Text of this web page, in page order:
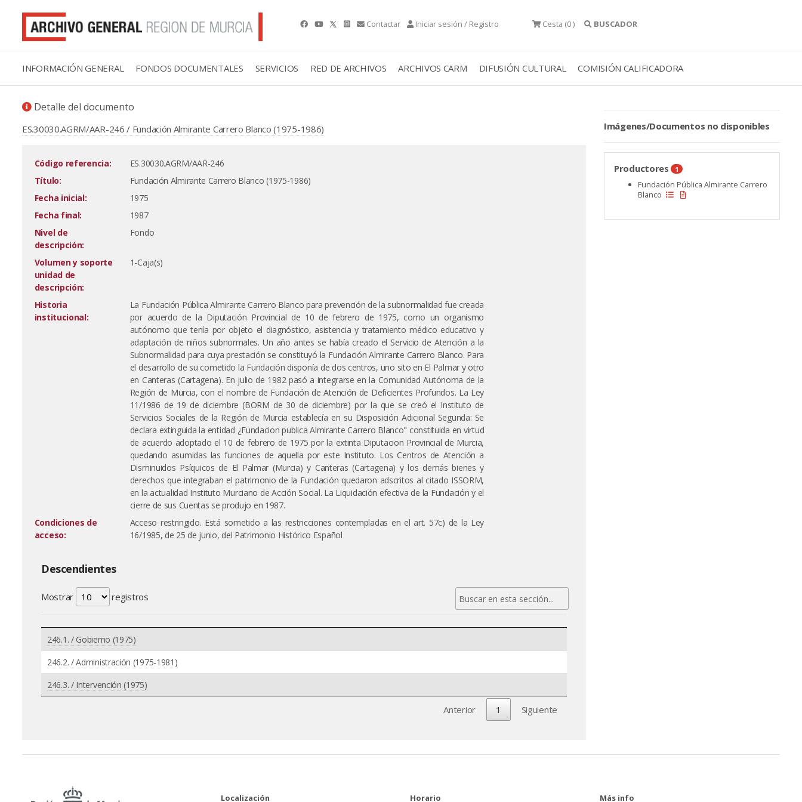
Contactar Iniciar sesión / Registro Cesta (0 ) BUSCADOR
INFORMACIÓN GENERAL FONDOS DOCUMENTALES SERVICIOS RED DE ARCHIVOS ARCHIVOS CARM DIFUSIÓN CULTURAL COMISIÓN CALIFICADORA
Detalle del documento
ES.30030.AGRM/AAR-246 / Fundación Almirante Carrero Blanco (1975-1986)
Código referencia:
ES.30030.AGRM/AAR-246
Título:
Fundación Almirante Carrero Blanco (1975-1986)
Fecha inicial:
1975
Fecha final:
1987
Nivel de
descripción:
Fondo
Volumen y soporte
unidad de
descripción:
1-Caja(s)
Historia
institucional:
La Fundación Pública Almirante Carrero Blanco para prevención de la subnormalidad fue creada
por acuerdo de la Diputación Provincial de 10 de febrero de 1975, como un organismo
autónomo que tenía por objeto el diagnóstico, asistencia y tratamiento médico educativo y
adaptación de niños subnormales. Un año antes se había creado el Servicio de Atención a la
Subnormalidad para cuya prestación se constituyó la Fundación Almirante Carrero Blanco. Para
el desarrollo de su cometido la Fundación disponía de dos centros, uno sito en El Palmar y otro
en Canteras (Cartagena). En julio de 1982 pasó a integrarse en la Comunidad Autónoma de la
Región de Murcia, con el nombre de Fundación de Atención de Deficientes Profundos. La Ley
11/1986 de 19 de diciembre (BORM de 30 de diciembre) por la que se creó el Instituto de
Servicios Sociales de la Región de Murcia establecía en su Disposición Adicional Segunda: Se
declara extinguida la entidad ¿Fundacion publica Almirante Carrero Blanco" constituida en virtud
de acuerdo adoptado el 10 de febrero de 1975 por la extinta Diputacion Provincial de Murcia,
quedando asumidas las funciones de aquella por este Instituto. Los Centros de Atención a
Disminuidos Psíquicos de El Palmar (Murcia) y Canteras (Cartagena) y los demás bienes y
derechos que integraban el patrimonio de la Fundación quedaron adscritos al citado ISSORM,
en la actualidad Instituto Murciano de Acción Social. La Liquidación efectiva de la Fundación y el
cierre de sus Cuentas se produjo en 1987.
Condiciones de
acceso:
Acceso restringido. Está sometido a las restricciones contempladas en el art. 57c) de la Ley
16/1985, de 25 de junio, del Patrimonio Histórico Español
Descendientes
Mostrar registros
246.1. / Gobierno (1975)
246.2. / Administración (1975-1981)
246.3. / Intervención (1975)
Anterior 1 Siguiente
Imágenes/Documentos no disponibles
Productores 1
Fundación Pública Almirante Carrero
Blanco
Localización Horario Más info